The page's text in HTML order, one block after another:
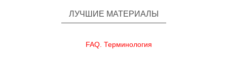
ЛУЧШИЕ МАТЕРИАЛЫ
FAQ. Терминология